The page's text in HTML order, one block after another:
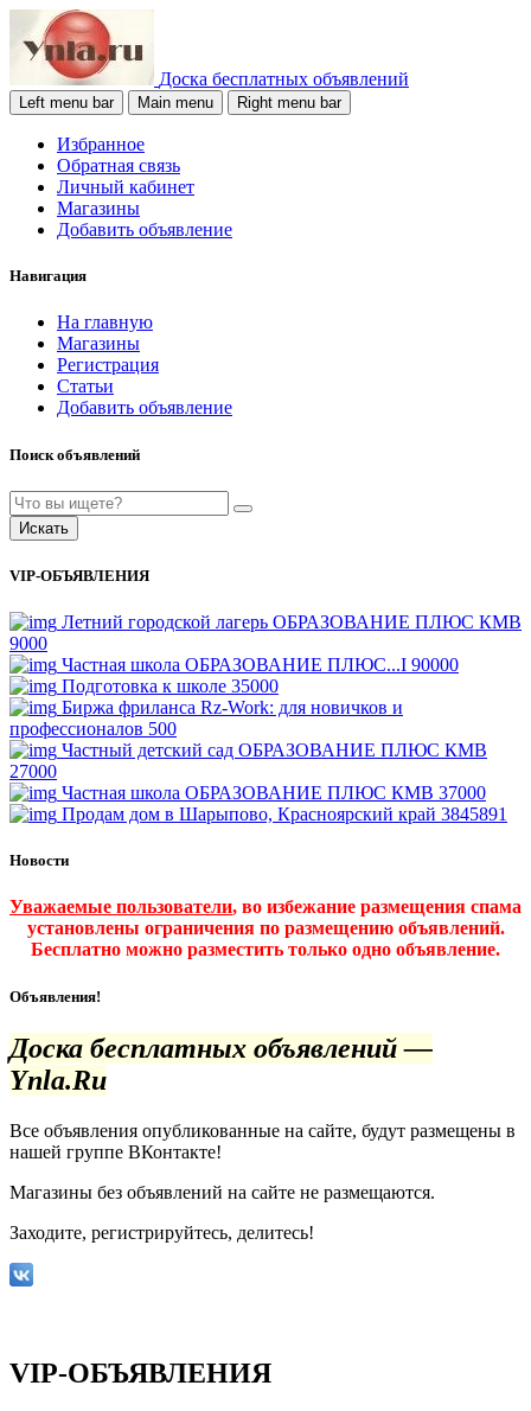
Доска бесплатных объявлений
Left menu bar Main menu Right menu bar
Избранное
Обратная связь
Личный кабинет
Магазины
Добавить объявление
Навигация
На главную
Магазины
Регистрация
Статьи
Добавить объявление
Поиск объявлений
Искать
VIP-ОБЪЯВЛЕНИЯ
Летний городской лагерь ОБРАЗОВАНИЕ ПЛЮС КМВ
9000
Частная школа ОБРАЗОВАНИЕ ПЛЮС...I 90000
Подготовка к школе 35000
Биржа фриланса Rz-Work: для новичков и
профессионалов 500
Частный детский сад ОБРАЗОВАНИЕ ПЛЮС КМВ
27000
Частная школа ОБРАЗОВАНИЕ ПЛЮС КМВ 37000
Продам дом в Шарыпово, Красноярский край 3845891
Новости
Уважаемые пользователи, во избежание размещения спама
установлены ограничения по размещению объявлений.
Бесплатно можно разместить только одно объявление.
Объявления!
Доска бесплатных объявлений —
Ynla.Ru
Все объявления опубликованные на сайте, будут размещены в
нашей группе ВКонтакте!
Магазины без объявлений на сайте не размещаются.
Заходите, регистрируйтесь, делитесь!
VIP-ОБЪЯВЛЕНИЯ